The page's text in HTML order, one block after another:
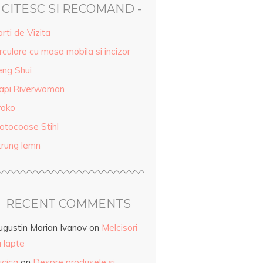
CITESC SI RECOMAND -
de Vizita
cu masa mobila si incizor
Shui
Stihl
lemn
RECENT COMMENTS
Marian Ivanov on Melcisori
lapte